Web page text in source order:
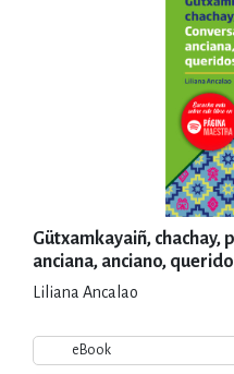
Gütxamkayaiñ, chachay,
anciana, anciano,
Liliana Ancalao
eBook